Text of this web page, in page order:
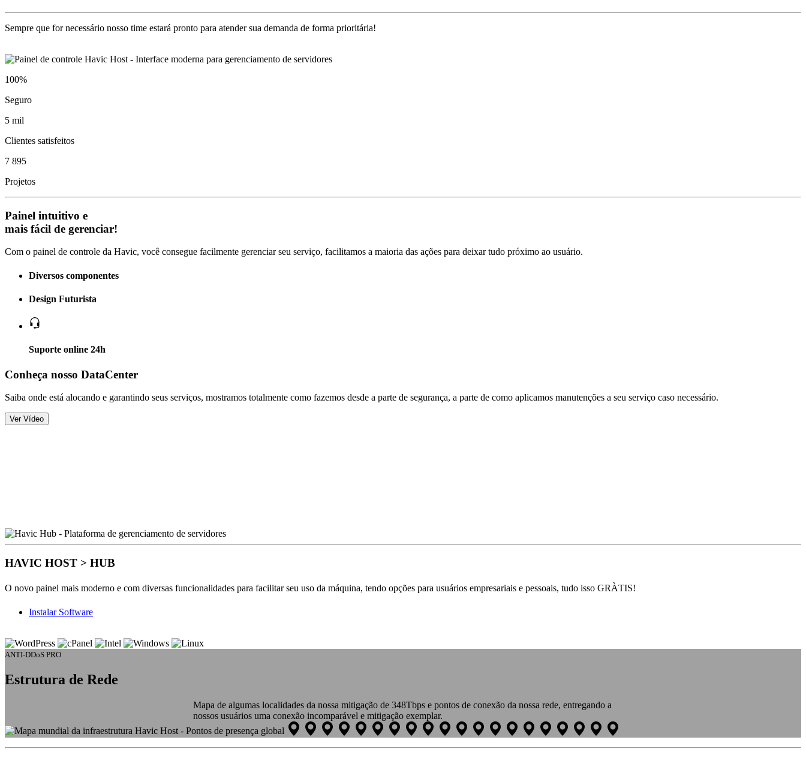
Sempre que for necessário nosso time estará pronto para atender sua demanda de forma prioritária!
100%
Seguro
5 mil
Clientes satisfeitos
7 895
Projetos
Painel intuitivo e
mais fácil de gerenciar!
Com o painel de controle da Havic, você consegue facilmente gerenciar seu serviço, facilitamos a maioria das ações para deixar tudo próximo ao usuário.
Diversos componentes
Design Futurista
Suporte online 24h
Conheça nosso DataCenter
Saiba onde está alocando e garantindo seus serviços, mostramos totalmente como fazemos desde a parte de segurança, a parte de como aplicamos manutenções a seu serviço caso necessário.
Ver Vídeo
HAVIC HOST > HUB
O novo painel mais moderno e com diversas funcionalidades para facilitar seu uso da máquina, tendo opções para usuários empresariais e pessoais, tudo isso GRÀTIS!
Instalar Software
ANTI-DDoS PRO
Estrutura de Rede
Mapa de algumas localidades da nossa mitigação de 348Tbps e pontos de conexão da nossa rede, entregando a
nossos usuários uma conexão incomparável e mitigação exemplar.